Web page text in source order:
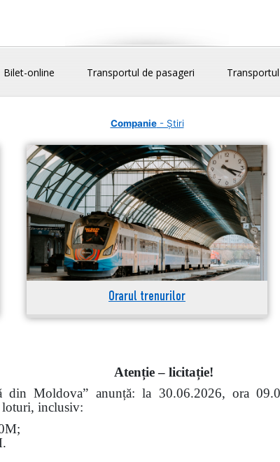
Bilet-online Transportul de pasageri
Companie- Știri
Orarul trenurilor
Atenție – licitație!
din Moldova” anunță: la 30.06.2026, ora
loturi, inclusiv:
М;
.